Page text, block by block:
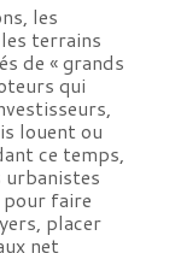
les
terrains
de « grands
qui
louent ou
ce temps,
pour faire
placer
net